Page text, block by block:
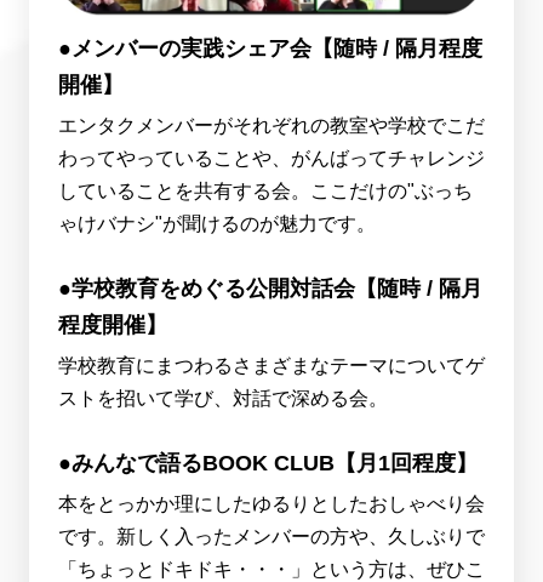
●メンバーの実践シェア会【随時 / 隔月程度
開催】
エンタクメンバーがそれぞれの教室や学校でこだ
わってやっていることや、がんばってチャレンジ
していることを共有する会。ここだけの"ぶっち
ゃけバナシ"が聞けるのが魅力です。
●学校教育をめぐる公開対話会【随時 / 隔月
程度開催】
学校教育にまつわるさまざまなテーマについてゲ
ストを招いて学び、対話で深める会。
●みんなで語るBOOK CLUB【月1回程度】
本をとっかか理にしたゆるりとしたおしゃべり会
です。新しく入ったメンバーの方や、久しぶりで
「ちょっとドキドキ・・・」という方は、ぜひこ